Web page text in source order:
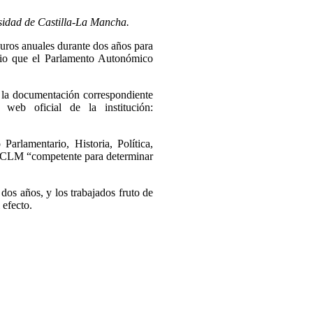
de Castilla-La Mancha.
anuales durante dos años para
que el Parlamento Autonómico
documentación correspondiente
web oficial de la institución:
Historia, Política,
“competente para determinar
años, y los trabajados fruto de